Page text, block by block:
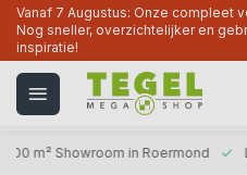
Vanaf 7 Augustus: Onze compleet
Nog sneller, overzichtelijker en
inspiratie!
m² Showroom in Roermond